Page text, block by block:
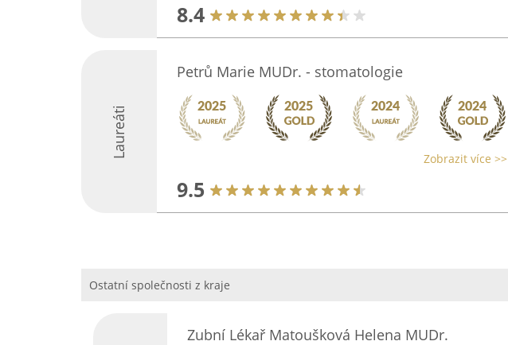
8.4
Laureáti
Petrů Marie MUDr. - stomatologie
Zobrazit více >>
9.5
Ostatní společnosti z kraje
Zubní Lékař Matoušková Helena MUDr.